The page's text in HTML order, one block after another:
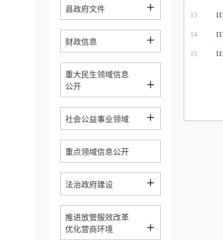
县政府文件 +
财政信息 +
重大民生领域信息
公开
+
社会公益事业领域 +
重点领域信息公开
法治政府建设 +
推进放管服效改革
优化营商环境
+
13
14
15